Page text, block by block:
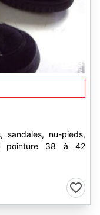
3
sandales, nu-pieds,
pointure 38 à 42